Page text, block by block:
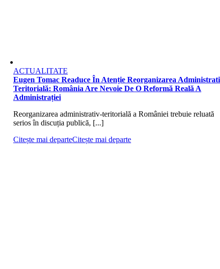
ACTUALITATE
Eugen Tomac Readuce În Atenție Reorganizarea
Teritorială: România Are Nevoie De O Reformă Reală A
Administrației
Reorganizarea administrativ-teritorială a României trebuie reluată
serios în discuția publică, [...]
Citește mai departeCitește mai departe